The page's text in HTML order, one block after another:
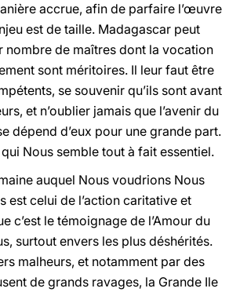
accrue, afin de parfaire l’œuvre
est de taille. Madagascar peut
nombre de maîtres dont la vocation
sont méritoires. Il leur faut être
se souvenir qu’ils sont avant
et n’oublier jamais que l’avenir du
dépend d’eux pour une grande part.
Nous semble tout à fait essentiel.
auquel Nous voudrions Nous
est celui de l’action caritative et
c’est le témoignage de l’Amour du
surtout envers les plus déshérités.
malheurs, et notamment par des
de grands ravages, la Grande Ile